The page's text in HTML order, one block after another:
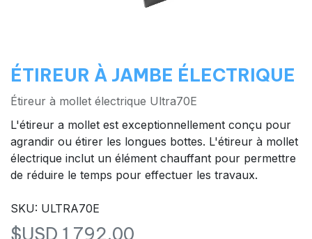
ÉTIREUR À JAMBE ÉLECTRIQUE
Étireur à mollet électrique Ultra70E
L'étireur a mollet est exceptionnellement conçu pour
agrandir ou étirer les longues bottes. L'étireur à mollet
électrique inclut un élément chauffant pour permettre
de réduire le temps pour effectuer les travaux.
SKU: ULTRA70E
$USD 1 792,00